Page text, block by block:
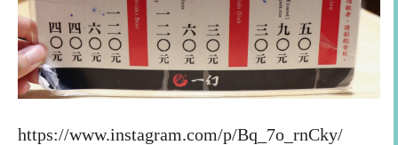
https://www.instagram.com/p/Bq_7o_rnCky/